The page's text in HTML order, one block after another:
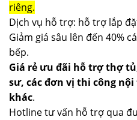
riêng.
Dịch vụ hỗ trợ: hỗ trợ lắp
Giảm giá sâu lên đến 40%
bếp.
Giá rẻ ưu đãi hỗ trợ thợ
sư, các đơn vị thi công
khác.
Hotline tư vấn hỗ trợ qua